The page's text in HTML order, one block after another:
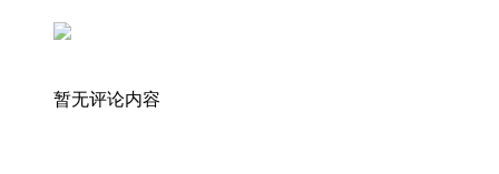
暂无评论内容